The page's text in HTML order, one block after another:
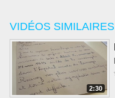
VIDÉOS SIMILAIRES
2:30